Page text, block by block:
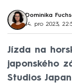
Dominika
14. pro 2023,
Jízda na
japonského
Studios